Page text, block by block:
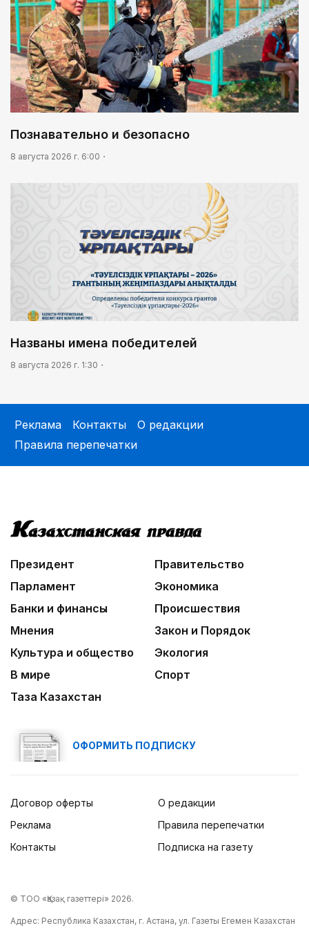
Познавательно и безопасно
8 августа 2026 г. 6:00
Названы имена победителей
8 августа 2026 г. 1:30
Реклама Контакты
О редакции
Правила перепечатки
Президент
Правительство
Парламент
Экономика
Банки и финансы
Происшествия
Мнения
Закон и Порядок
Культура и общество
Экология
В мире
Спорт
Таза Казахстан
ОФОРМИТЬ ПОДПИСКУ
Договор оферты
Реклама
Контакты
О редакции
Правила перепечатки
Подписка на газету
© ТОО «Қазақ газеттері» 2026.
Адрес: Республика Казахстан, г. Астана, ул. Газеты Егемен Казахстан